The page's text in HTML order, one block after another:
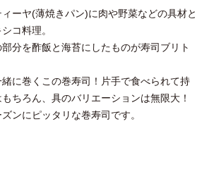
ーヤ(薄焼きパン)に肉や野菜などの具材と
コ料理。
分を酢飯と海苔にしたものが寿司ブリト
に巻くこの巻寿司！片手で食べられて持
ちろん、具のバリエーションは無限大！
ンにピッタリな巻寿司です。